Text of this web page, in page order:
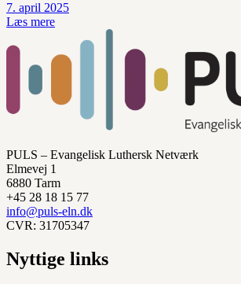
7. april 2025
Læs mere
PULS – Evangelisk Luthersk Netværk
Elmevej 1
6880 Tarm
+45 28 18 15 77
info@puls-eln.dk
CVR: 31705347
Nyttige links